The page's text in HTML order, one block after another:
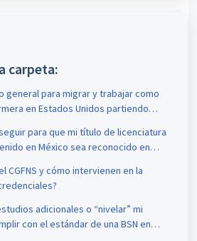
carpeta:
general para migrar y trabajar como
en Estados Unidos partiendo
para que mi título de licenciatura
en México sea reconocido en
CGFNS y cómo intervienen en la
adicionales o “nivelar” mi
con el estándar de una BSN en